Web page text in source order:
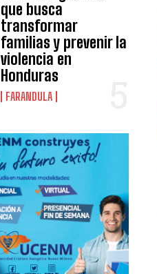
que busca
transformar
familias y prevenir la
violencia en
Honduras
FARANDULA